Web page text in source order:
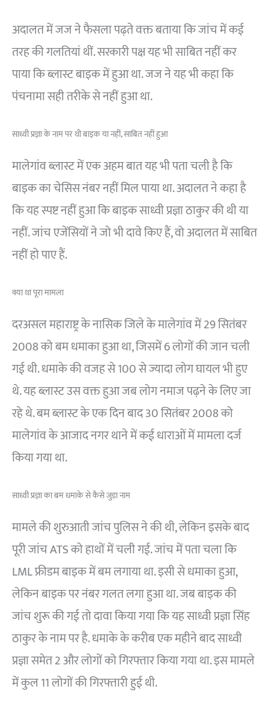
अदालत में जज ने फैसला पढ़ते वक्त बताया कि जांच में कई
तरह की गलतियां थीं. सरकारी पक्ष यह भी साबित नहीं कर
पाया कि ब्लास्ट बाइक में हुआ था. जज ने यह भी कहा कि
पंचनामा सही तरीके से नहीं हुआ था.
साध्वी प्रज्ञा के नाम पर थी बाइक या नहीं, साबित नहीं हुआ
मालेगांव ब्लास्ट में एक अहम बात यह भी पता चली है कि
बाइक का चेसिस नंबर नहीं मिल पाया था. अदालत ने कहा है
कि यह स्पष्ट नहीं हुआ कि बाइक साध्वी प्रज्ञा ठाकुर की थी या
नहीं. जांच एजेंसियों ने जो भी दावे किए हैं, वो अदालत में साबित
नहीं हो पाए हैं.
क्या था पूरा मामला
दरअसल महाराष्ट्र के नासिक जिले के मालेगांव में 29 सितंबर
2008 को बम धमाका हुआ था, जिसमें 6 लोगों की जान चली
गई थी. धमाके की वजह से 100 से ज्यादा लोग घायल भी हुए
थे. यह ब्लास्ट उस वक्त हुआ जब लोग नमाज पढ़ने के लिए जा
रहे थे. बम ब्लास्ट के एक दिन बाद 30 सितंबर 2008 को
मालेगांव के आजाद नगर थाने में कई धाराओं में मामला दर्ज
किया गया था.
साध्वी प्रज्ञा का बम धमाके से कैसे जुड़ा नाम
मामले की शुरुआती जांच पुलिस ने की थी, लेकिन इसके बाद
पूरी जांच ATS को हाथों में चली गई. जांच में पता चला कि
LML फ्रीडम बाइक में बम लगाया था. इसी से धमाका हुआ,
लेकिन बाइक पर नंबर गलत लगा हुआ था. जब बाइक की
जांच शुरू की गई तो दावा किया गया कि यह साध्वी प्रज्ञा सिंह
ठाकुर के नाम पर है. धमाके के करीब एक महीने बाद साध्वी
प्रज्ञा समेत 2 और लोगों को गिरफ्तार किया गया था. इस मामले
में कुल 11 लोगों की गिरफ्तारी हुई थी.